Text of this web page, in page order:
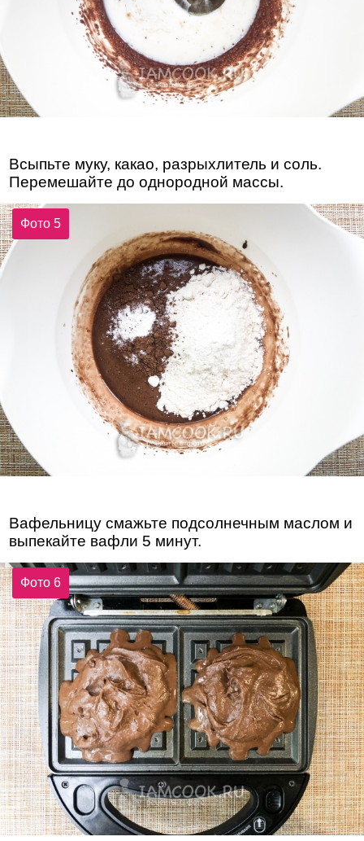
Всыпьте муку, какао, разрыхлитель и соль.
Перемешайте до однородной массы.
Фото 5
Вафельницу смажьте подсолнечным маслом и
выпекайте вафли 5 минут.
Фото 6